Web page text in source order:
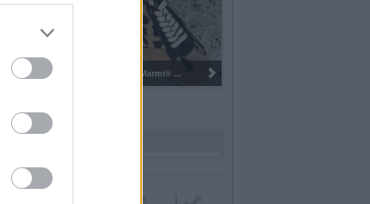
Gli Ambulanti di Forte dei Marmi® ...